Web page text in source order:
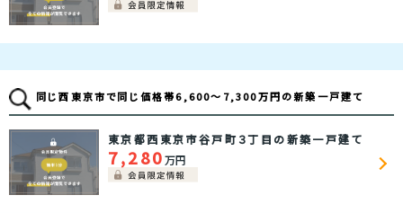
同じ西東京市で同じ価格帯6,600～7,300万円の新築一戸建て
東京都西東京市谷戸町３丁目の新築一戸建て
7,280万円